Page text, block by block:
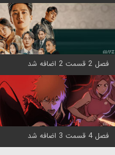
فصل 2 قسمت 2 اضافه شد
فصل 4 قسمت 3 اضافه شد